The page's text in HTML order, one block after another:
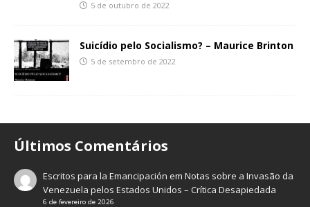
5 de outubro de 2022
Suicídio pelo Socialismo? – Maurice Brinton
5 de setembro de 2022
Últimos Comentários
Escritos para la Emancipación emNotas sobre a Invasão da
Venezuela pelos Estados Unidos – Crítica Desapiedada
6 de fevereiro de 2026